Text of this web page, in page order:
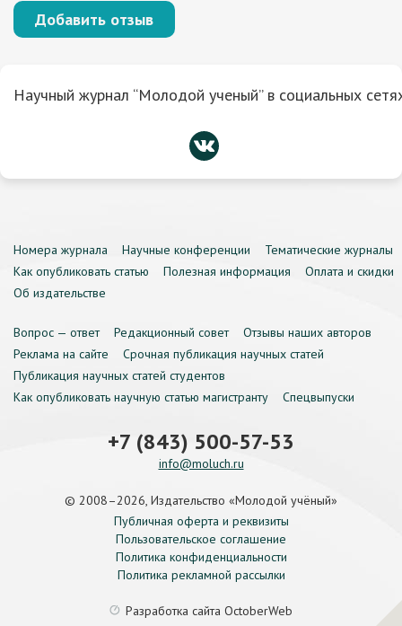
Добавить отзыв
Научный журнал “Молодой ученый” в социальных
Номера журнала Научные конференции
Тематические журналы
Как опубликовать статью
Полезная информация
Оплата и скидки
Об издательстве
Вопрос — ответ Редакционный совет
Отзывы наших авторов
Реклама на сайте
Срочная публикация научных статей
Публикация научных статей студентов
Как опубликовать научную статью магистранту
Спецвыпуски
+7 (843) 500-57-53
info@moluch.ru
© 2008–2026, Издательство «Молодой учёный»
Публичная оферта и реквизиты
Пользовательское соглашение
Политика конфиденциальности
Политика рекламной рассылки
Разработка сайта OctoberWeb